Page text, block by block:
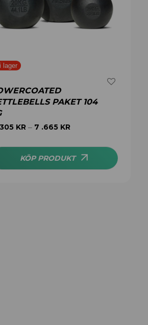
PAKET 104
KR – 7 .665 KR
KÖP PRODUKT